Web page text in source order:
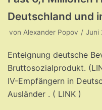
Deutschland und
von Alexander Popov Juni
Enteignung deutsche
Bruttosozialprodukt.
IV-Empfängern in
Ausländer . ( LINK )